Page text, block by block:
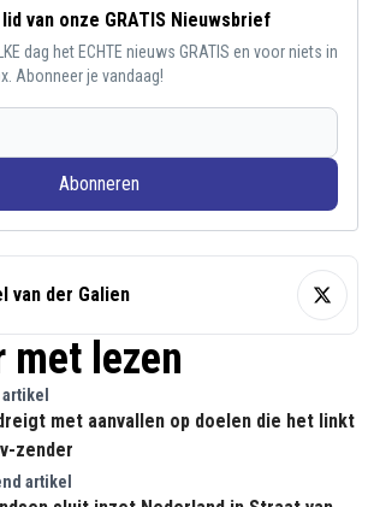
van onze GRATIS Nieuwsbrief
dag het ECHTE nieuws GRATIS en voor niets in
Abonneer je vandaag!
Abonneren
van der Galien
met lezen
met aanvallen op doelen die het linkt
zender
artikel